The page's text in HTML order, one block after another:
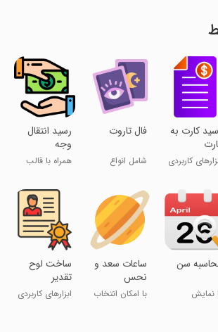
کارت به
کاربردی
‏فال تاروت
شامل انواع
تصویری
‏رسید انتقال
وجه
همراه با قالب
سن
نمایش
‏ساعات سعد و
نحس
با امکان انتخاب
‏ساخت لوح
تقدیر
ابزارهای کاربردی